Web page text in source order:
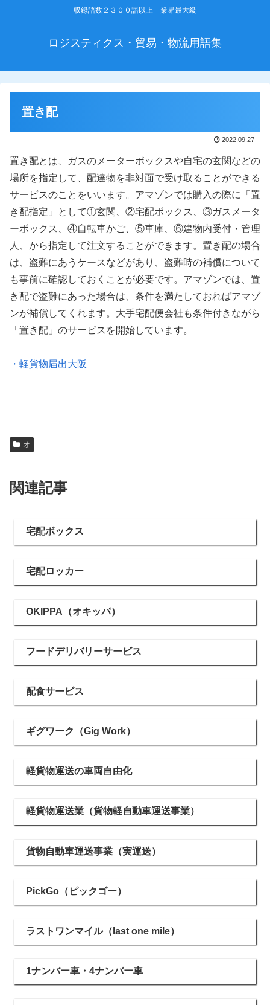
収録語数２３００語以上 業界最大級
ロジスティクス・貿易・物流用語集
置き配
2022.09.27
置き配とは、ガスのメーターボックスや自宅の玄関などの
場所を指定して、配達物を非対面で受け取ることができる
サービスのことをいいます。アマゾンでは購入の際に「置
き配指定」として①玄関、②宅配ボックス、③ガスメータ
ーボックス、④自転車かご、⑤車庫、⑥建物内受付・管理
人、から指定して注文することができます。置き配の場合
は、盗難にあうケースなどがあり、盗難時の補償について
も事前に確認しておくことが必要です。アマゾンでは、置
き配で盗難にあった場合は、条件を満たしておればアマゾ
ンが補償してくれます。大手宅配便会社も条件付きながら
「置き配」のサービスを開始しています。
・軽貨物届出大阪
オ
関連記事
宅配ボックス
宅配ロッカー
OKIPPA（オキッパ）
フードデリバリーサービス
配食サービス
ギグワーク（Gig Work）
軽貨物運送の車両自由化
軽貨物運送業（貨物軽自動車運送事業）
貨物自動車運送事業（実運送）
PickGo（ピックゴー）
ラストワンマイル（last one mile）
1ナンバー車・4ナンバー車